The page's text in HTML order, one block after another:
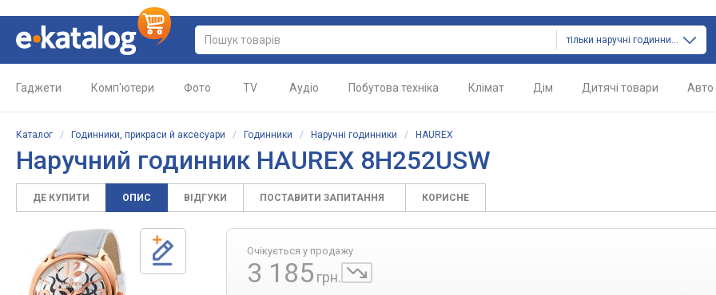
тільки наручні годинники
Гаджети Комп'ютери Фото TV Аудіо Побутова техніка Клімат Дім Дитячі товари Авто
Каталог / Годинники, прикраси й аксесуари / Годинники / Наручні годинники / HAUREX
Наручний годинник HAUREX 8H252USW
ДЕ КУПИТИ ОПИС ВІДГУКИ ПОСТАВИТИ ЗАПИТАННЯ КОРИСНЕ
Очікується у продажу
3 185 грн.